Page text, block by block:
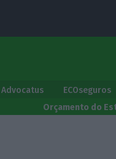
Advocatus ECOseguros
Orçamento do